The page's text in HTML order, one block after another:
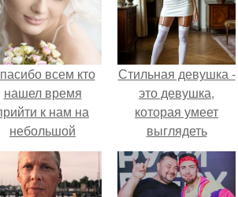
всем кто
нашел время
к нам на
небольшой
воркшоп.
Стильная девушка -
это девушка,
которая умеет
выглядеть
привлекательно и
элегантно в любои
ситуации.